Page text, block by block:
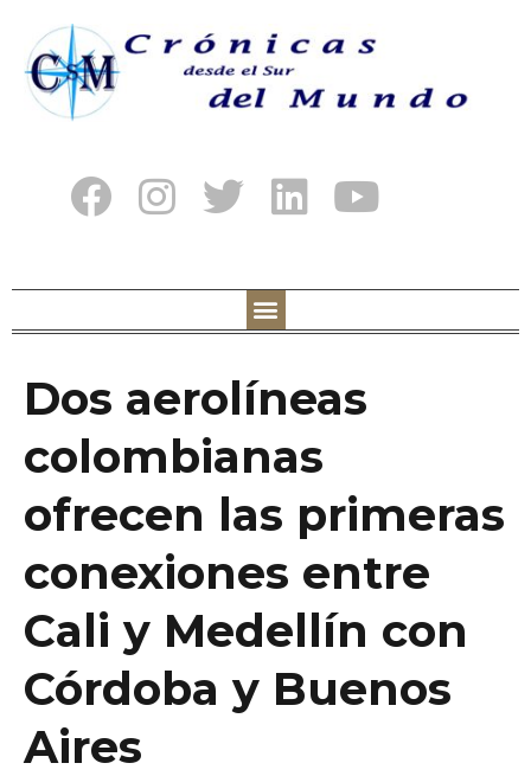
Dos aerolíneas
colombianas
ofrecen las primeras
conexiones entre
Cali y Medellín con
Córdoba y Buenos
Aires